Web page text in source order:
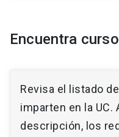
Encuentra
Revisa el listado
imparten en la UC.
descripción, los